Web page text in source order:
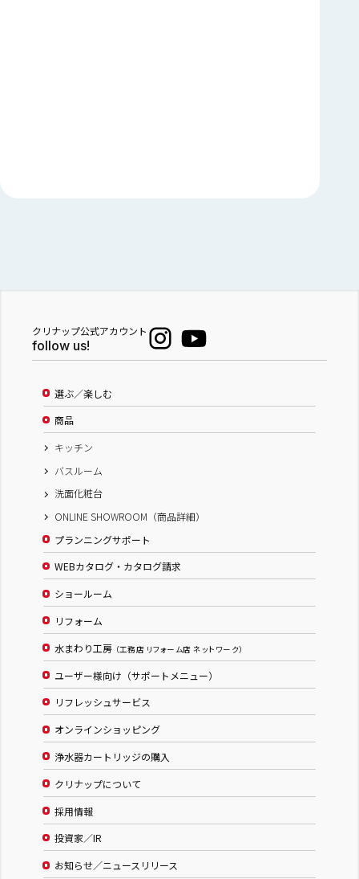
クリナップ公式アカウント
follow us!
選ぶ／楽しむ
商品
キッチン
バスルーム
洗面化粧台
ONLINE SHOWROOM（商品詳細）
プランニングサポート
WEBカタログ・カタログ請求
ショールーム
リフォーム
水まわり工房 （工務店 リフォーム店 ネットワーク）
ユーザー様向け（サポートメニュー）
リフレッシュサービス
オンラインショッピング
浄水器カートリッジの購入
クリナップについて
採用情報
投資家／IR
お知らせ／ニュースリリース